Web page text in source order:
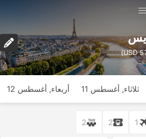
ثلاثاء, أغسطس 11 أربعاء, أغسطس 12
1
2
2